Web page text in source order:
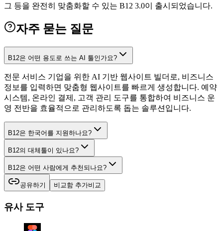
그 등을 완전히 맞춤화할 수 있는 B12 3.0이 출시되었습니다.
자주 묻는 질문
B12은 어떤 용도로 쓰는 AI 툴인가요?
전문 서비스 기업을 위한 AI 기반 웹사이트 빌더로, 비즈니스
정보를 입력하면 맞춤형 웹사이트를 빠르게 생성합니다. 예약
시스템, 온라인 결제, 고객 관리 도구를 통합하여 비즈니스 운
영 전반을 효율적으로 관리하도록 돕는 솔루션입니다.
B12은 한국어를 지원하나요?
B12의 대체툴이 있나요?
B12은 어떤 사람에게 추천되나요?
공유하기 비교함 추가비교
유사 도구